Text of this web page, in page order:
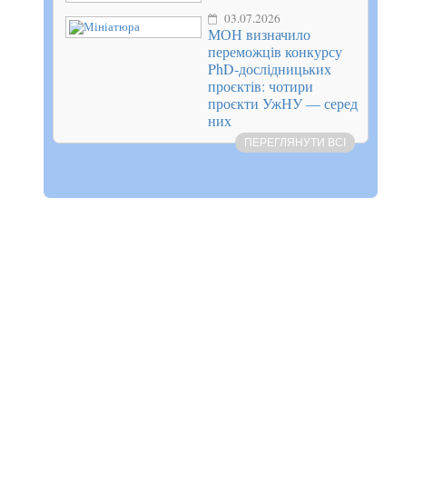
03.07.2026
МОН визначило
переможців конкурсу
PhD-дослідницьких
проєктів: чотири
проєкти УжНУ — серед
них
ПЕРЕГЛЯНУТИ ВСІ